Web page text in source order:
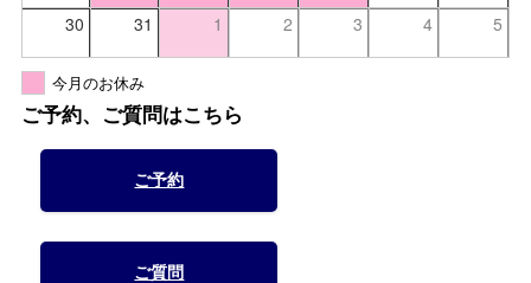
30 31 1 2 3 4 5
今月のお休み
ご予約、ご質問はこちら
ご予約
ご質問